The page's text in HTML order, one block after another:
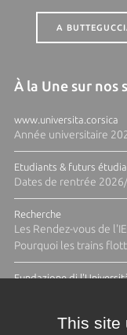
A
À la Une sur nos
www.universita.corsica
Année universitaire
Etudiants & futurs
Dates de rentrée
Recherche
Les Rendez-vous de
Pourquoi les trains
Fundazione di
This site